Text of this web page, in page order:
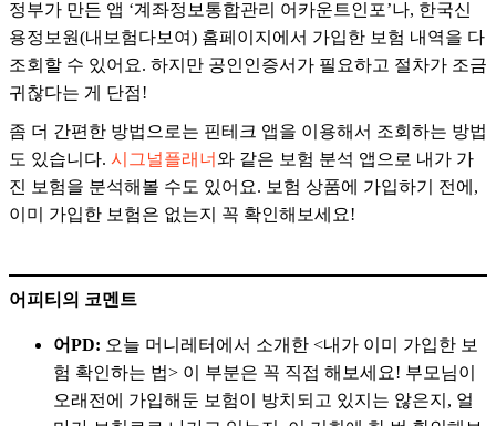
정부가 만든 앱 ‘계좌정보통합관리 어카운트인포’나, 한국신
용정보원(내보험다보여) 홈페이지에서 가입한 보험 내역을 다
조회할 수 있어요. 하지만 공인인증서가 필요하고 절차가 조금
귀찮다는 게 단점!
좀 더 간편한 방법으로는 핀테크 앱을 이용해서 조회하는 방법
도 있습니다. 시그널플래너와 같은 보험 분석 앱으로 내가 가
진 보험을 분석해볼 수도 있어요. 보험 상품에 가입하기 전에,
이미 가입한 보험은 없는지 꼭 확인해보세요!
어피티의 코멘트
어PD: 오늘 머니레터에서 소개한 <내가 이미 가입한 보
험 확인하는 법> 이 부분은 꼭 직접 해보세요! 부모님이
오래전에 가입해둔 보험이 방치되고 있지는 않은지, 얼